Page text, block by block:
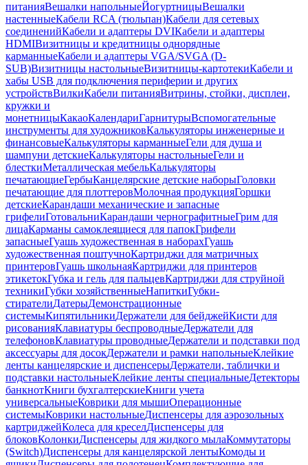
питанияВешалки напольныеЙогуртницыВешалки
настенныеКабели RCA (тюльпан)Кабели для сетевых
соединенийКабели и адаптеры DVIКабели и адаптеры
HDMIВизитницы и кредитницы однорядные
карманныеКабели и адаптеры VGA/SVGA (D-
SUB)Визитницы настольныеВизитницы-картотекиКабели и
хабы USB для подключения периферии и других
устройствВилкиКабели питанияВитрины, стойки, дисплеи,
кружки и
монетницыКакаоКалендариГарнитурыВспомогательные
инструменты для художниковКалькуляторы инженерные и
финансовыеКалькуляторы карманныеГели для душа и
шампуни детскиеКалькуляторы настольныеГели и
блесткиМеталлическая мебельКалькуляторы
печатающиеГербыКанцелярские детские наборыГоловки
печатающие для плоттеровМолочная продукцияГоршки
детскиеКарандаши механические и запасные
грифелиГотовальниКарандаши чернографитныеГрим для
лицаКарманы самоклеящиеся для папокГрифели
запасныеГуашь художественная в наборахГуашь
художественная поштучноКартриджи для матричных
принтеровГуашь школьнаяКартриджи для принтеров
этикетокГубка и гель для пальцевКартриджи для струйной
техникиГубки хозяйственныеНапиткиГубки-
стирателиДатерыДемонстрационные
системыКипятильникиДержатели для бейджейКисти для
рисованияКлавиатуры беспроводныеДержатели для
телефоновКлавиатуры проводныеДержатели и подставки под
аксессуары для досокДержатели и рамки напольныеКлейкие
ленты канцелярские и диспенсерыДержатели, таблички и
подставки настольныеКлейкие ленты специальныеДетекторы
банкнотКниги бухгалтерскиеКниги учета
универсальныеКоврики для мышиОперационные
системыКоврики настольныеДиспенсеры для аэрозольных
картриджейКолеса для креселДиспенсеры для
блоковКолонкиДиспенсеры для жидкого мылаКоммутаторы
(Switch)Диспенсеры для канцелярской лентыКомоды и